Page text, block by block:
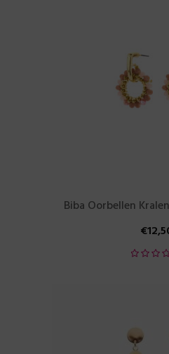
Biba Oorbellen
€